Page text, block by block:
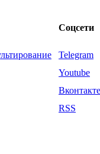
Соцсети
Telegram
Youtube
Вконтакте
RSS